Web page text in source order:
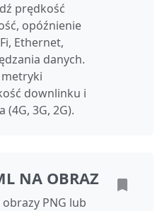
prędkość
opóźnienie
Ethernet,
danych.
metryki
downlinku i
(4G, 3G, 2G).
NA OBRAZ
PNG lub